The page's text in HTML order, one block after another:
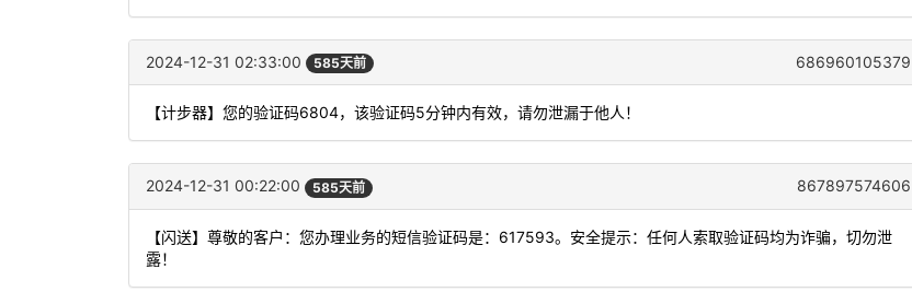
2024-12-31 02:33:00 585天前 686960105379
【计步器】您的验证码6804，该验证码5分钟内有效，请勿泄漏于他人！
2024-12-31 00:22:00 585天前 867897574606
【闪送】尊敬的客户：您办理业务的短信验证码是：617593。安全提示：任何人索取验证码均为诈骗，切勿泄
露！